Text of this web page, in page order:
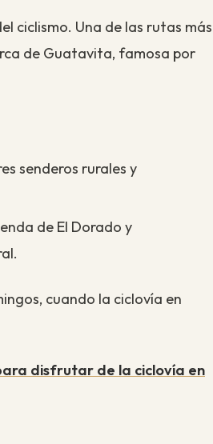
ciclismo. Una de las rutas más
de Guatavita, famosa por
senderos rurales y
de El Dorado y
cuando la ciclovía en
disfrutar de la ciclovía en